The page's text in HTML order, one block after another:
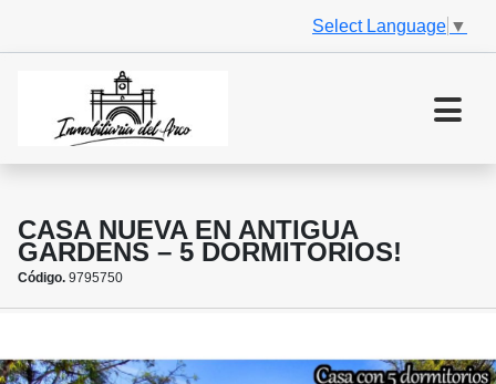
Select Language ▼
CASA NUEVA EN ANTIGUA
GARDENS – 5 DORMITORIOS!
Código. 9795750